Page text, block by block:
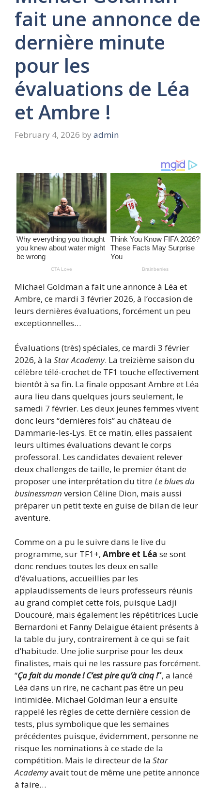
fait une annonce de
dernière minute
pour les
évaluations de Léa
et Ambre !
February 4, 2026 by admin
Michael Goldman a fait une annonce à Léa et
Ambre, ce mardi 3 février 2026, à l’occasion de
leurs dernières évaluations, forcément un peu
exceptionnelles…
Évaluations (très) spéciales, ce mardi 3 février
2026, à la Star Academy. La treizième saison du
célèbre télé-crochet de TF1 touche effectivement
bientôt à sa fin. La finale opposant Ambre et Léa
aura lieu dans quelques jours seulement, le
samedi 7 février. Les deux jeunes femmes vivent
donc leurs “dernières fois” au château de
Dammarie-les-Lys. Et ce matin, elles passaient
leurs ultimes évaluations devant le corps
professoral. Les candidates devaient relever
deux challenges de taille, le premier étant de
proposer une interprétation du titreLe blues du
businessman version Céline Dion, mais aussi
préparer un petit texte en guise de bilan de leur
aventure.
Comme on a pu le suivre dans le live du
programme, sur TF1+, Ambre et Léa se sont
donc rendues toutes les deux en salle
d’évaluations, accueillies par les
applaudissements de leurs professeurs réunis
au grand complet cette fois, puisque Ladji
Doucouré, mais également les répétitrices Lucie
Bernardoni et Fanny Delaigue étaient présents à
la table du jury, contrairement à ce qui se fait
d’habitude. Une jolie surprise pour les deux
finalistes, mais qui ne les rassure pas forcément.
“Ça fait du monde ! C’est pire qu’à cinq !“, a lancé
Léa dans un rire, ne cachant pas être un peu
intimidée. Michael Goldman leur a ensuite
rappelé les règles de cette dernière cession de
tests, plus symbolique que les semaines
précédentes puisque, évidemment, personne ne
risque les nominations à ce stade de la
compétition. Mais le directeur de la Star
Academyavait tout de même une petite annonce
à faire…